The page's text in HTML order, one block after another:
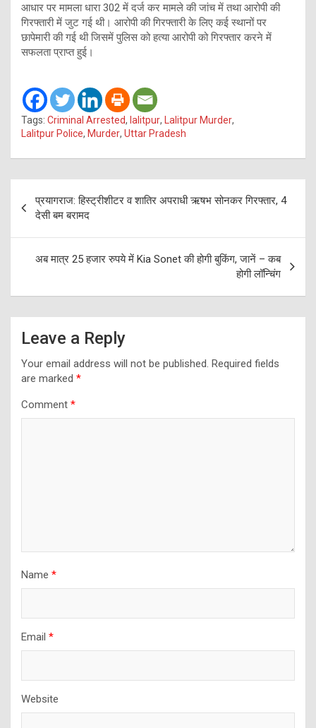
आधार पर मामला धारा 302 में दर्ज कर मामले की जांच में तथा आरोपी की
गिरफ्तारी में जुट गई थी। आरोपी की गिरफ्तारी के लिए कई स्थानों पर
छापेमारी की गई थी जिसमें पुलिस को हत्या आरोपी को गिरफ्तार करने में
सफलता प्राप्त हुई।
Tags: Criminal Arrested, lalitpur, Lalitpur Murder,
Lalitpur Police, Murder, Uttar Pradesh
navigation
प्रयागराज: हिस्ट्रीशीटर व शातिर अपराधी ऋषभ सोनकर गिरफ्तार, 4
देसी बम बरामद
अब मात्र 25 हजार रुपये में Kia Sonet की होगी बुकिंग, जानें – कब
होगी लॉन्चिंग
Leave a Reply
Your email address will not be published. Required fields
are marked *
Comment *
Name *
Email *
Website